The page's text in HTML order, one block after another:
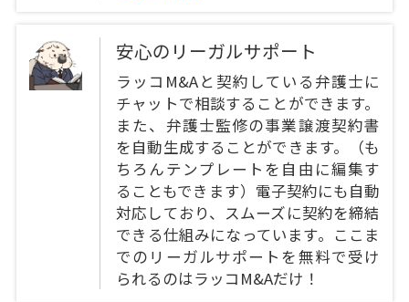
安心のリーガルサポート
ラッコM&Aと契約している弁護士に
チャットで相談することができます。
また、弁護士監修の事業譲渡契約書
を自動生成することができます。（も
ちろんテンプレートを自由に編集す
ることもできます）電子契約にも自動
対応しており、スムーズに契約を締結
できる仕組みになっています。ここま
でのリーガルサポートを無料で受け
られるのはラッコM&Aだけ！